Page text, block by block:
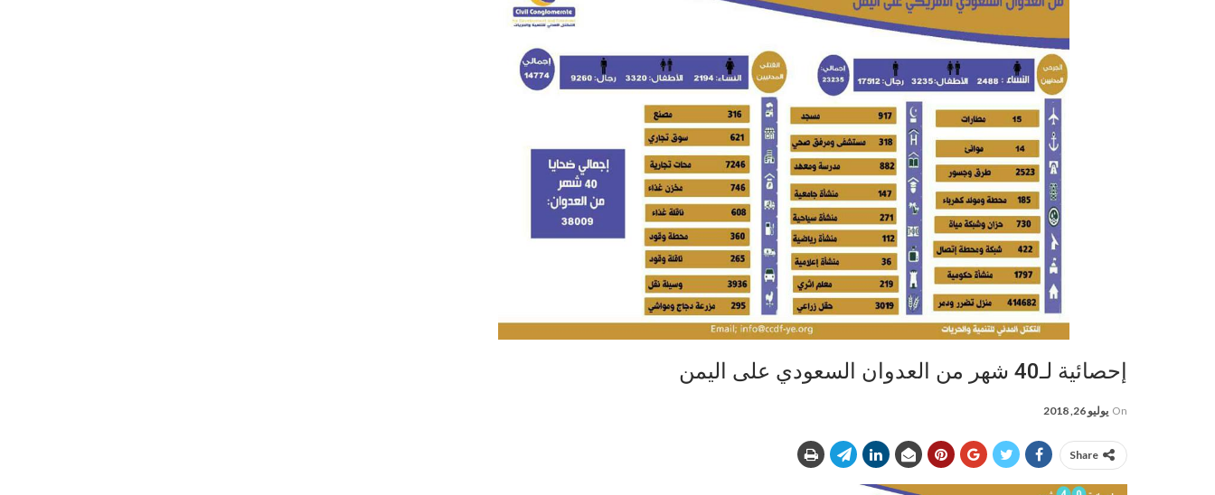
إحصائية لـ40 شهر من العدوان السعودي على اليمن
On يوليو 26, 2018
Share